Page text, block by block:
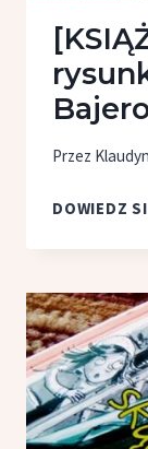
Przez
DOWIEDZ